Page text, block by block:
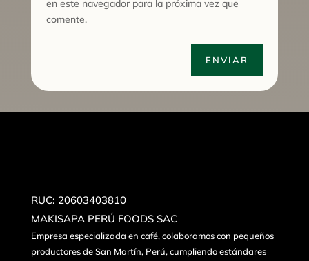
en este navegador para la próxima vez que
comente.
ENVIAR
RUC: 20603403810
MAKISAPA PERÚ FOODS SAC
Empresa especializada en café, colaboramos con pequeños
productores de San Martín, Perú, cumpliendo estándares